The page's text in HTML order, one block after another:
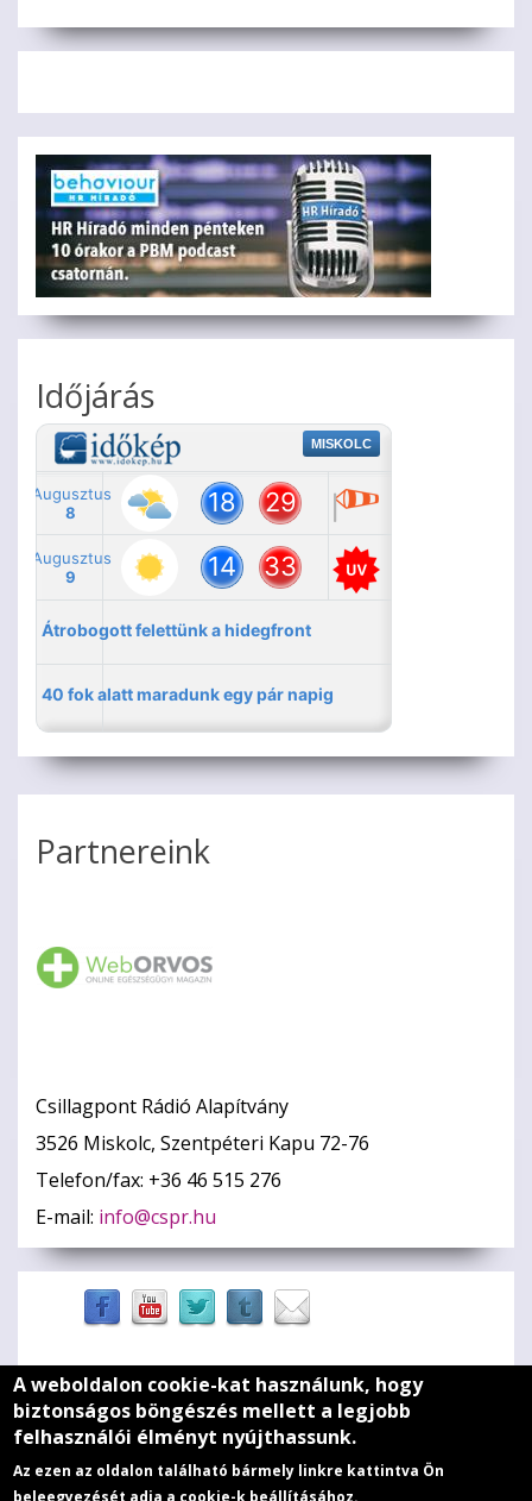
Időjárás
Partnereink
Csillagpont Rádió Alapítvány
3526 Miskolc, Szentpéteri Kapu 72-76
Telefon/fax: +36 46 515 276
E-mail: info@cspr.hu
Zöld szív
Médiaajánlat
A weboldalon cookie-kat használunk, hogy
biztonságos böngészés mellett a legjobb
felhasználói élményt nyújthassunk.
Az ezen az oldalon található bármely linkre kattintva Ön
beleegyezését adja a cookie-k beállításához.